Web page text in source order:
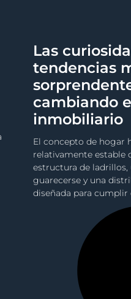
Las
tendencias
cambiando
inmobiliario
El concepto de hogar
relativamente estable
estructura de
guarecerse y una
diseñada para cumplir